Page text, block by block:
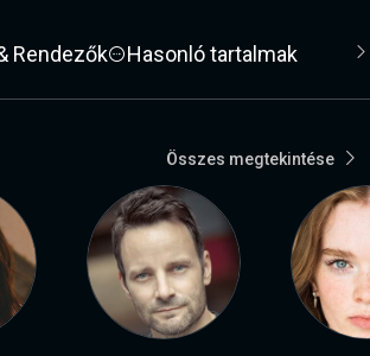
Rendezők Hasonló tartalmak
Összes megtekintése